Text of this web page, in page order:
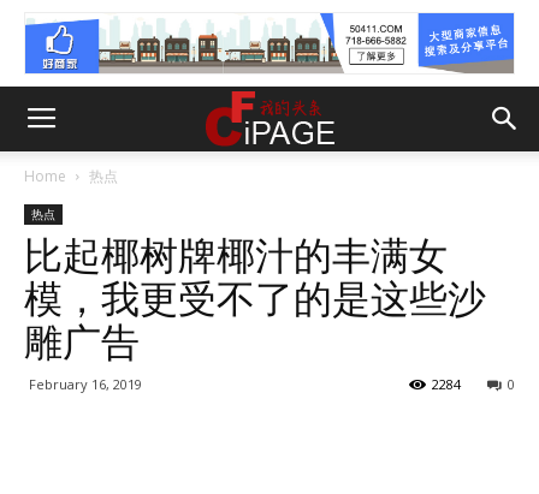
Home 热点
热点
比起椰树牌椰汁的丰满女
模，我更受不了的是这些沙
雕广告
February 16, 2019 0
2284